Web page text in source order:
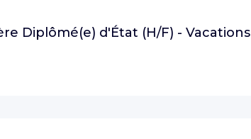
Diplômé(e) d'État (H/F) - Vacations